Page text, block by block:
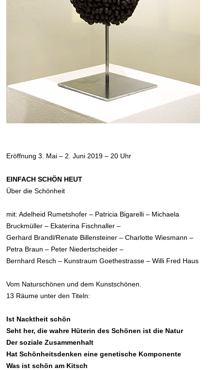
Eröffnung 3. Mai – 2. Juni 2019 – 20 Uhr
EINFACH SCHÖN HEUT
Über die Schönheit
mit: Adelheid Rumetshofer – Patricia Bigarelli – Michaela
Bruckmüller – Ekaterina Fischnaller –
Gerhard Brandl/Renate Billensteiner – Charlotte Wiesmann –
Petra Braun – Peter Niedertscheider –
Bernhard Resch – Kunstraum Goethestrasse – Willi Fred Haus
Vom Naturschönen und dem Kunstschönen.
13 Räume unter den Titeln:
Ist Nacktheit schön
Seht her, die wahre Hüterin des Schönen ist die Natur
Der soziale Zusammenhalt
Hat Schönheitsdenken eine genetische Komponente
Was ist schön am Kitsch